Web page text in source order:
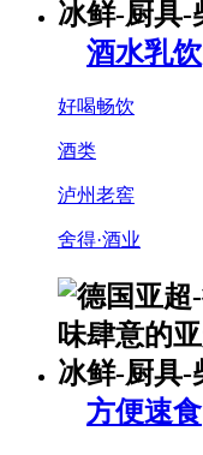
酒水乳饮
好喝畅饮
酒类
泸州老窖
舍得·酒业
方便速食